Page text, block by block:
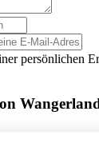
persönlichen